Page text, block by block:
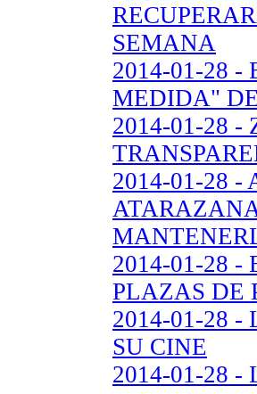
SEMANA
2014-01-28 -
MEDIDA"
2014-01-28 -
2014-01-28 -
2014-01-28 -
PLAZAS DE
2014-01-28 -
SU CINE
2014-01-28 -